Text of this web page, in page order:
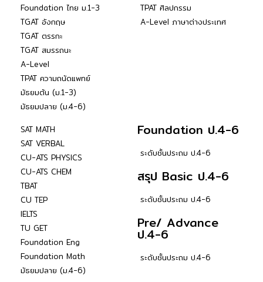
Foundation ไทย ม.1-3
TGAT อังกฤษ
TGAT ตรรกะ
TGAT สมรรถนะ
A-Level
TPAT ความถนัดแพทย์
มัธยมต้น (ม.1-3)
มัธยมปลาย (ม.4-6)
TPAT ศิลปกรรม
A-Level ภาษาต่างประเทศ
SAT MATH
SAT VERBAL
CU-ATS PHYSICS
CU-ATS CHEM
TBAT
CU TEP
IELTS
TU GET
Foundation Eng
Foundation Math
มัธยมปลาย (ม.4-6)
Foundation ป.4-6
ระดับชั้นประถม ป.4-6
สรุป Basic ป.4-6
ระดับชั้นประถม ป.4-6
Pre/ Advance
ป.4-6
ระดับชั้นประถม ป.4-6